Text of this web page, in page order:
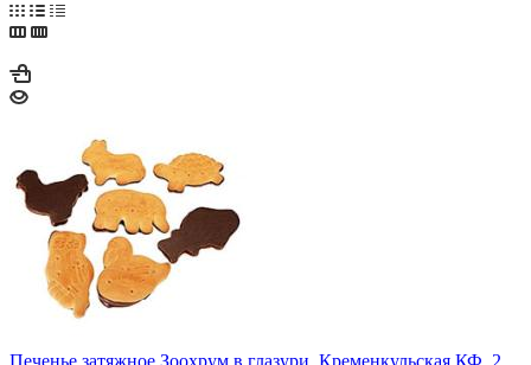
Печенье затяжное Зоохрум в глазури, Кременкульская КФ, 2